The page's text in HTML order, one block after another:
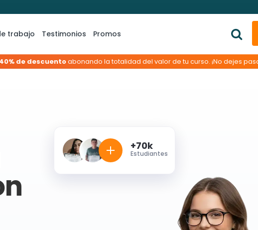
trabajo Testimonios Promos
40% de descuentoabonando la totalidad del valor de tu curso. ¡No dejes
+70k
Estudiantes